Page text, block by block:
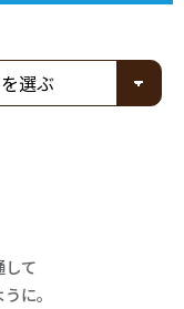
して
に。